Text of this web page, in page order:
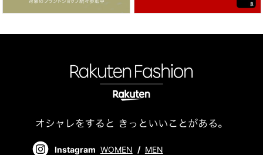
Instagram WOMEN / MEN